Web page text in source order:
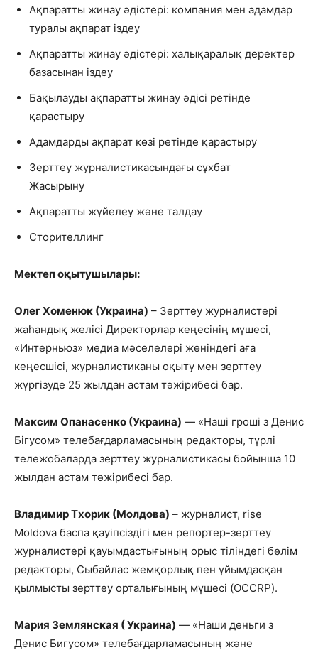
Ақпаратты жинау әдістері: компания мен адамдар
туралы ақпарат іздеу
Ақпаратты жинау әдістері: халықаралық деректер
базасынан іздеу
Бақылауды ақпаратты жинау әдісі ретінде
қарастыру
Адамдарды ақпарат көзі ретінде қарастыру
Зерттеу журналистикасындағы сұхбат
Жасырыну
Ақпаратты жүйелеу және талдау
Сторителлинг
Мектеп оқытушылары:
Олег Хоменюк (Украина) – Зерттеу журналистері
жаһандық желісі Директорлар кеңесінің мүшесі,
«Интерньюз» медиа мәселелері жөніндегі аға
кеңесшісі, журналистиканы оқыту мен зерттеу
жүргізуде 25 жылдан астам тәжірибесі бар.
Максим Опанасенко (Украина) — «Наші гроші з Денис
Бігусом» телебағдарламасының редакторы, түрлі
тележобаларда зерттеу журналистикасы бойынша 10
жылдан астам тәжірибесі бар.
Владимир Тхорик (Молдова) – журналист, rise
Moldova баспа қауіпсіздігі мен репортер-зерттеу
журналистері қауымдастығының орыс тіліндегі бөлім
редакторы, Сыбайлас жемқорлық пен ұйымдасқан
қылмысты зерттеу орталығының мүшесі (OCCRP).
Мария Землянская ( Украина) — «Наши деньги з
Денис Бигусом» телебағдарламасының және